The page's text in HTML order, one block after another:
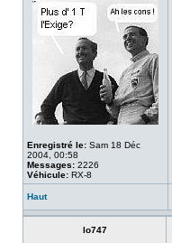
Enregistré le: Sam 18 Déc
2004, 00:58
Messages: 2226
Véhicule: RX-8
Haut
lo747